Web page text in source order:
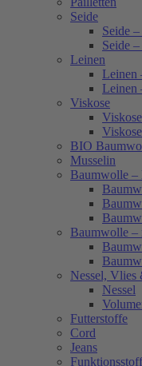
Seide
Seide
Seide
Leinen
Leinen
Leinen
Viskose
BIO
Musselin
Baumwolle –
Baumwolle –
Nessel, Vlies
Nessel
Futterstoffe
Cord
Jeans